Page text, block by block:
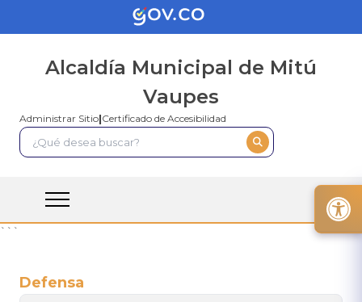
Alcaldía Municipal de Mitú
Vaupes
Administrar Sitio|Certificado de Accesibilidad
```
Defensa